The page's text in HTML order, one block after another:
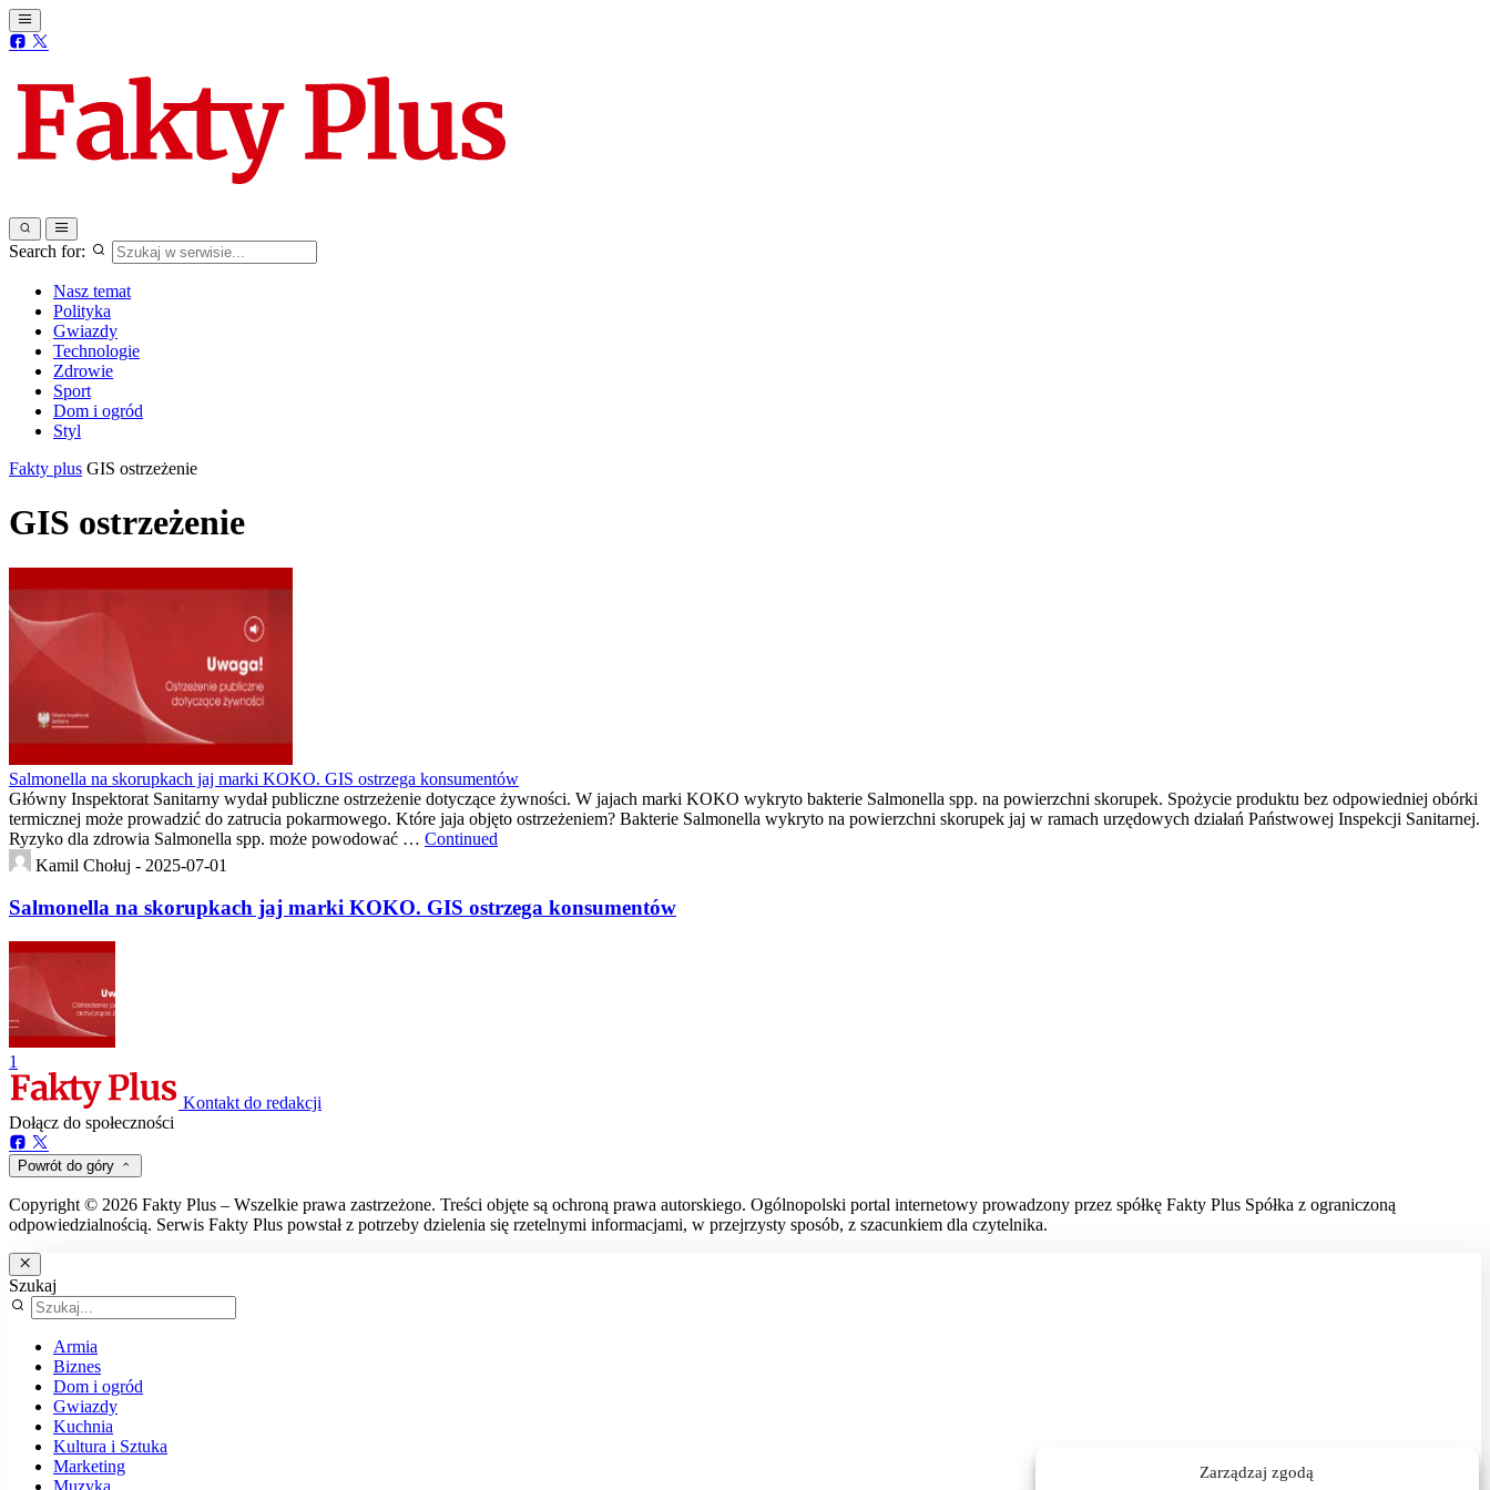
Zarządzaj zgodą
Search for:
Nasz temat
Polityka
Gwiazdy
Technologie
Zdrowie
Sport
Dom i ogród
Styl
Fakty plus GIS ostrzeżenie
GIS ostrzeżenie
Salmonella na skorupkach jaj marki KOKO. GIS ostrzega konsumentów
Główny Inspektorat Sanitarny wydał publiczne ostrzeżenie dotyczące żywności. W jajach marki KOKO wykryto bakterie Salmonella spp. na powierzchni skorupek. Spożycie produktu bez odpowiedniej obórki
termicznej może prowadzić do zatrucia pokarmowego. Które jaja objęto ostrzeżeniem? Bakterie Salmonella wykryto na powierzchni skorupek jaj w ramach urzędowych działań Państwowej Inspekcji Sanitarnej.
Ryzyko dla zdrowia Salmonella spp. może powodować … Continued
Kamil Chołuj - 2025-07-01
Salmonella na skorupkach jaj marki KOKO. GIS ostrzega konsumentów
1
Kontakt do redakcji
Dołącz do społeczności
Powrót do góry
Copyright © 2026 Fakty Plus – Wszelkie prawa zastrzeżone. Treści objęte są ochroną prawa autorskiego. Ogólnopolski portal internetowy prowadzony przez spółkę Fakty Plus Spółka z ograniczoną
odpowiedzialnością. Serwis Fakty Plus powstał z potrzeby dzielenia się rzetelnymi informacjami, w przejrzysty sposób, z szacunkiem dla czytelnika.
Szukaj
Armia
Biznes
Dom i ogród
Gwiazdy
Kuchnia
Kultura i Sztuka
Marketing